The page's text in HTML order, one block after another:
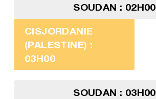
SOUDAN : 02H00
CISJORDANIE
(PALESTINE) :
03H00
SOUDAN : 03H00